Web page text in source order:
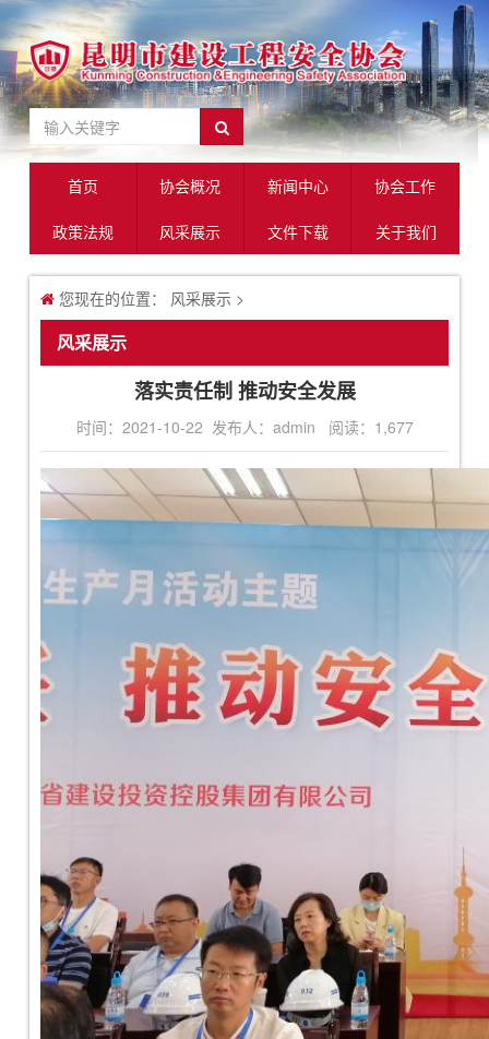
首页 协会概况 新闻中心 协会工作
政策法规 风采展示 文件下载 关于我们
您现在的位置： 风采展示 >
风采展示
落实责任制 推动安全发展
时间：2021-10-22 发布人：admin 阅读： 1,677